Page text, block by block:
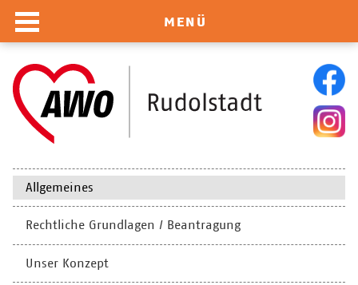
Navigation
überspringen
Allgemeines
Rechtliche Grundlagen / Beantragung
Unser Konzept
MENÜ